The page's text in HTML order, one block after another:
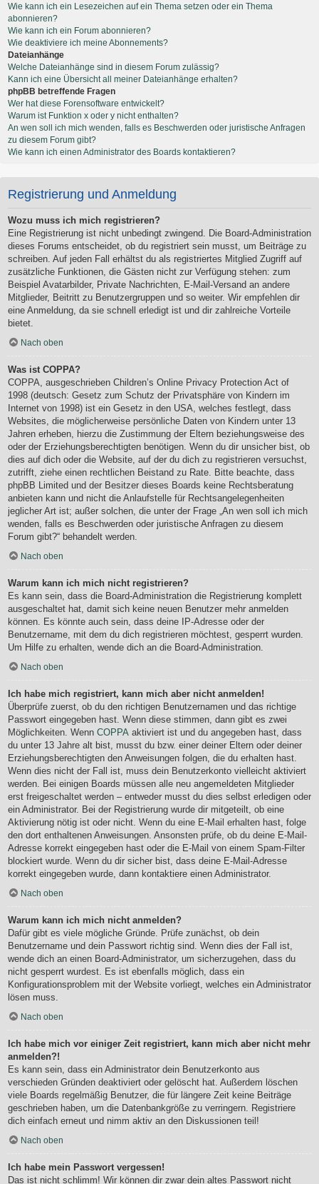
Wie kann ich ein Lesezeichen auf ein Thema setzen oder ein Thema
abonnieren?
Wie kann ich ein Forum abonnieren?
Wie deaktiviere ich meine Abonnements?
Dateianhänge
Welche Dateianhänge sind in diesem Forum zulässig?
Kann ich eine Übersicht all meiner Dateianhänge erhalten?
phpBB betreffende Fragen
Wer hat diese Forensoftware entwickelt?
Warum ist Funktion x oder y nicht enthalten?
An wen soll ich mich wenden, falls es Beschwerden oder juristische Anfragen
zu diesem Forum gibt?
Wie kann ich einen Administrator des Boards kontaktieren?
Registrierung und Anmeldung
Wozu muss ich mich registrieren?
Eine Registrierung ist nicht unbedingt zwingend. Die Board-Administration
dieses Forums entscheidet, ob du registriert sein musst, um Beiträge zu
schreiben. Auf jeden Fall erhältst du als registriertes Mitglied Zugriff auf
zusätzliche Funktionen, die Gästen nicht zur Verfügung stehen: zum
Beispiel Avatarbilder, Private Nachrichten, E-Mail-Versand an andere
Mitglieder, Beitritt zu Benutzergruppen und so weiter. Wir empfehlen dir
eine Anmeldung, da sie schnell erledigt ist und dir zahlreiche Vorteile
bietet.
Nach oben
Was ist COPPA?
COPPA, ausgeschrieben Children’s Online Privacy Protection Act of
1998 (deutsch: Gesetz zum Schutz der Privatsphäre von Kindern im
Internet von 1998) ist ein Gesetz in den USA, welches festlegt, dass
Websites, die möglicherweise persönliche Daten von Kindern unter 13
Jahren erheben, hierzu die Zustimmung der Eltern beziehungsweise des
oder der Erziehungsberechtigten benötigen. Wenn du dir unsicher bist, ob
dies auf dich oder die Website, auf der du dich zu registrieren versuchst,
zutrifft, ziehe einen rechtlichen Beistand zu Rate. Bitte beachte, dass
phpBB Limited und der Besitzer dieses Boards keine Rechtsberatung
anbieten kann und nicht die Anlaufstelle für Rechtsangelegenheiten
jeglicher Art ist; außer solchen, die unter der Frage „An wen soll ich mich
wenden, falls es Beschwerden oder juristische Anfragen zu diesem
Forum gibt?“ behandelt werden.
Nach oben
Warum kann ich mich nicht registrieren?
Es kann sein, dass die Board-Administration die Registrierung komplett
ausgeschaltet hat, damit sich keine neuen Benutzer mehr anmelden
können. Es könnte auch sein, dass deine IP-Adresse oder der
Benutzername, mit dem du dich registrieren möchtest, gesperrt wurden.
Um Hilfe zu erhalten, wende dich an die Board-Administration.
Nach oben
Ich habe mich registriert, kann mich aber nicht anmelden!
Überprüfe zuerst, ob du den richtigen Benutzernamen und das richtige
Passwort eingegeben hast. Wenn diese stimmen, dann gibt es zwei
Möglichkeiten. Wenn COPPA aktiviert ist und du angegeben hast, dass
du unter 13 Jahre alt bist, musst du bzw. einer deiner Eltern oder deiner
Erziehungsberechtigten den Anweisungen folgen, die du erhalten hast.
Wenn dies nicht der Fall ist, muss dein Benutzerkonto vielleicht aktiviert
werden. Bei einigen Boards müssen alle neu angemeldeten Mitglieder
erst freigeschaltet werden – entweder musst du dies selbst erledigen oder
ein Administrator. Bei der Registrierung wurde dir mitgeteilt, ob eine
Aktivierung nötig ist oder nicht. Wenn du eine E-Mail erhalten hast, folge
den dort enthaltenen Anweisungen. Ansonsten prüfe, ob du deine E-Mail-
Adresse korrekt eingegeben hast oder die E-Mail von einem Spam-Filter
blockiert wurde. Wenn du dir sicher bist, dass deine E-Mail-Adresse
korrekt eingegeben wurde, dann kontaktiere einen Administrator.
Nach oben
Warum kann ich mich nicht anmelden?
Dafür gibt es viele mögliche Gründe. Prüfe zunächst, ob dein
Benutzername und dein Passwort richtig sind. Wenn dies der Fall ist,
wende dich an einen Board-Administrator, um sicherzugehen, dass du
nicht gesperrt wurdest. Es ist ebenfalls möglich, dass ein
Konfigurationsproblem mit der Website vorliegt, welches ein Administrator
lösen muss.
Nach oben
Ich habe mich vor einiger Zeit registriert, kann mich aber nicht mehr
anmelden?!
Es kann sein, dass ein Administrator dein Benutzerkonto aus
verschieden Gründen deaktiviert oder gelöscht hat. Außerdem löschen
viele Boards regelmäßig Benutzer, die für längere Zeit keine Beiträge
geschrieben haben, um die Datenbankgröße zu verringern. Registriere
dich einfach erneut und nimm aktiv an den Diskussionen teil!
Nach oben
Ich habe mein Passwort vergessen!
Das ist nicht schlimm! Wir können dir zwar dein altes Passwort nicht